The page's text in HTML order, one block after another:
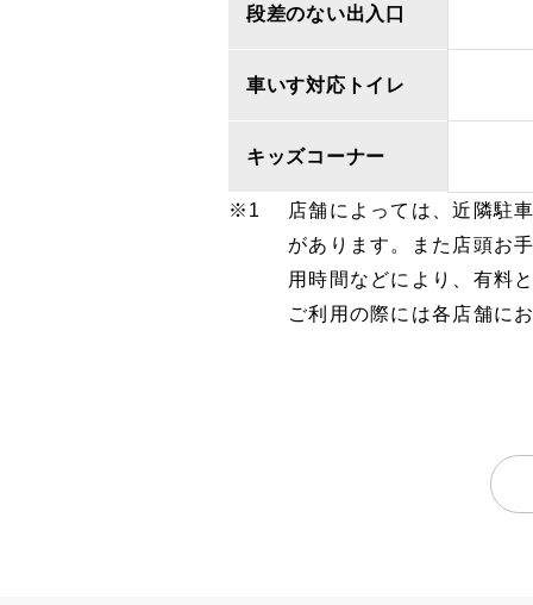
段差のない出入口
車いす対応トイレ
キッズコーナー
店舗によっては、近隣駐
があります。また店頭お
用時間などにより、有料
ご利用の際には各店舗に